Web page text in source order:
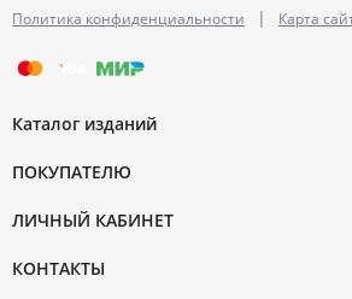
Политика конфиденциальности | Карта
Каталог изданий
ПОКУПАТЕЛЮ
ЛИЧНЫЙ КАБИНЕТ
КОНТАКТЫ